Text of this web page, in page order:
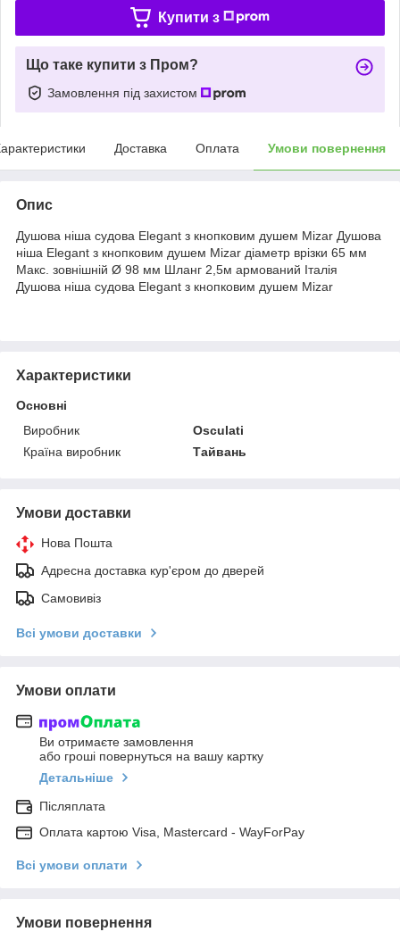
Купити з
Що таке купити з Пром?
Замовлення під захистом
Доставка Оплата Умови повернення
Опис
Душова ніша судова Elegant з кнопковим душем Mizar Душова
ніша Elegant з кнопковим душем Mizar діаметр врізки 65 мм
Макс. зовнішній Ø 98 мм Шланг 2,5м армований Італія
Душова ніша судова Elegant з кнопковим душем Mizar
Характеристики
Основні
Виробник
Osculati
Країна виробник
Тайвань
Умови доставки
Нова Пошта
Адресна доставка кур'єром до дверей
Самовивіз
Всі умови доставки
Умови оплати
Ви отримаєте замовлення
або гроші повернуться на вашу картку
Детальніше
Післяплата
Оплата картою Visa, Mastercard - WayForPay
Всі умови оплати
Умови повернення